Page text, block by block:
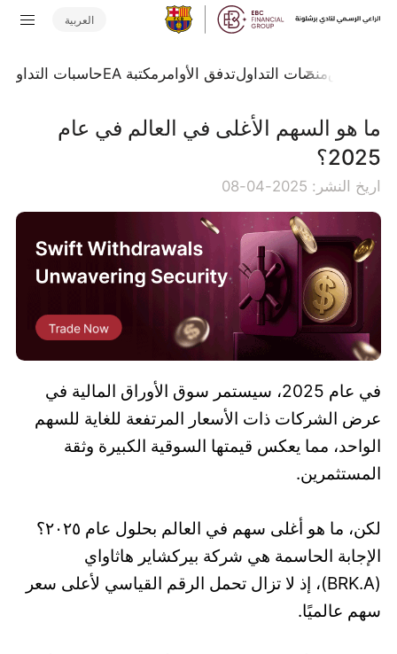
العربية
السوقمنصات التداولتدفق الأوامر مكتبة EA حاسبات التداول
ما هو السهم الأغلى في العالم في عام
2025؟
اريخ النشر: 2025-04-08
في عام 2025، سيستمر سوق الأوراق المالية في
عرض الشركات ذات الأسعار المرتفعة للغاية للسهم
الواحد، مما يعكس قيمتها السوقية الكبيرة وثقة
المستثمرين.
لكن، ما هو أغلى سهم في العالم بحلول عام ٢٠٢٥؟
الإجابة الحاسمة هي شركة بيركشاير هاثاواي
(BRK.A)، إذ لا تزال تحمل الرقم القياسي لأعلى سعر
سهم عالميًا.